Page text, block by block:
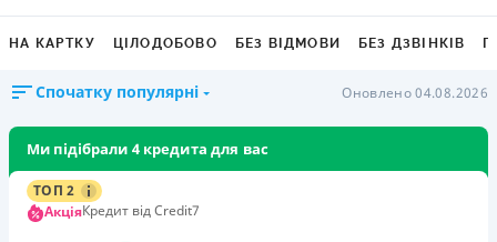
НА КАРТКУ ЦІЛОДОБОВО БЕЗ ВІДМОВИ БЕЗ ДЗВІНКІВ
Спочатку популярні Оновлено 04.08.2026
Ми підібрали 4 кредита для вас
ТОП 2
АкціяКредит від Credit7